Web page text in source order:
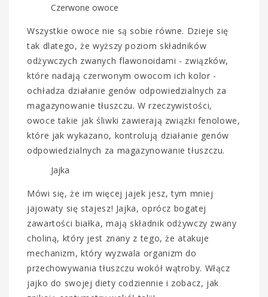
Czerwone owoce
Wszystkie owoce nie są sobie równe. Dzieje się
tak dlatego, że wyższy poziom składników
odżywczych zwanych flawonoidami - związków,
które nadają czerwonym owocom ich kolor -
ochładza działanie genów odpowiedzialnych za
magazynowanie tłuszczu. W rzeczywistości,
owoce takie jak śliwki zawierają związki fenolowe,
które jak wykazano, kontrolują działanie genów
odpowiedzialnych za magazynowanie tłuszczu.
Jajka
Mówi się, że im więcej jajek jesz, tym mniej
jajowaty się stajesz! Jajka, oprócz bogatej
zawartości białka, mają składnik odżywczy zwany
choliną, który jest znany z tego, że atakuje
mechanizm, który wyzwala organizm do
przechowywania tłuszczu wokół wątroby. Włącz
jajko do swojej diety codziennie i zobacz, jak